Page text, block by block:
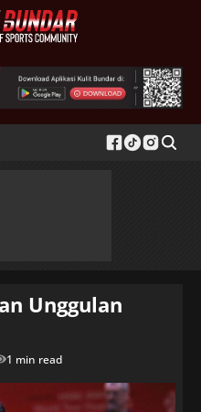
Unggulan
1 min read